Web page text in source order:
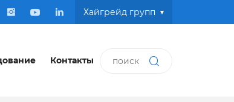
Хайгрейд групп
Контакты